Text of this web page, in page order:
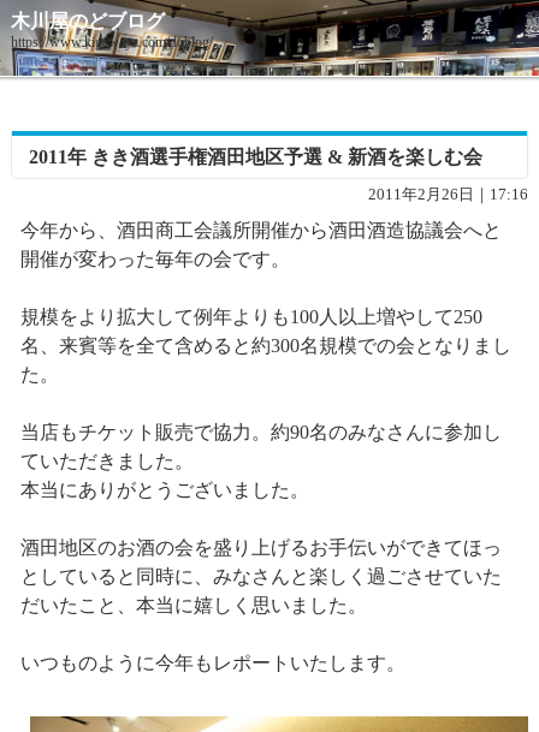
木川屋のどブログ
https://www.kigawaya.com/doblog/
2011年 きき酒選手権酒田地区予選 & 新酒を楽しむ会
2011年2月26日｜17:16
今年から、酒田商工会議所開催から酒田酒造協議会へと
開催が変わった毎年の会です。
規模をより拡大して例年よりも100人以上増やして250
名、来賓等を全て含めると約300名規模での会となりまし
た。
当店もチケット販売で協力。約90名のみなさんに参加し
ていただきました。
本当にありがとうございました。
酒田地区のお酒の会を盛り上げるお手伝いができてほっ
としていると同時に、みなさんと楽しく過ごさせていた
だいたこと、本当に嬉しく思いました。
いつものように今年もレポートいたします。